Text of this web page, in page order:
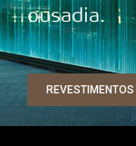
ousadia.
REVESTIMENTOS